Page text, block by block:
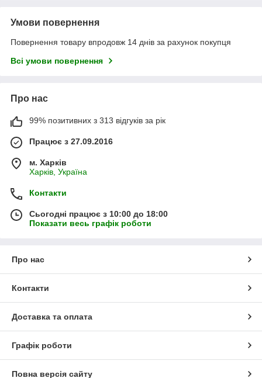
Умови повернення
Повернення товару впродовж 14 днів за рахунок покупця
Всі умови повернення
Про нас
99% позитивних з 313 відгуків за рік
Працює з 27.09.2016
м. Харків
Харків, Україна
Контакти
Сьогодні працює з 10:00 до 18:00
Показати весь графік роботи
Про нас
Контакти
Доставка та оплата
Графік роботи
Повна версія сайту